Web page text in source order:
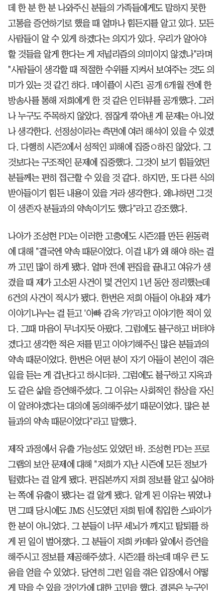
데 한 분 한 분 나와주신 분들의 가족들에게도 말하지 못한
고통을 증언하기로 했을 때 얼마나 힘든지를 알고 있다. 모든
사람들이 알 수 있게 하겠다는 의지가 있다. 우리가 알아야
할 것들을 알게 한다는 게 저널리즘의 의미이지 않겠나"라며
"사람들이 생각할 때 적절한 수위를 지켜서 보여주는 것도 의
미가 있는 것 같긴 하다. 메이플이 시즌1 공개 6개월 전에 한
방송사를 통해 저희에게 한 것 같은 인터뷰를 공개했다. 그러
나 누구도 주목하지 않았다. 점잖게 깎아낸 게 문제는 아니었
나 생각한다. 선정성이라는 측면에 여러 해석이 있을 수 있겠
다. 다행히 시즌2에서 성적인 피해에 집중ㅇ하진 않았다. 그
것보다는 구조적인 문제에 집중했다. 그것이 보기 힘들었던
분들께는 편히 접근할 수 있을 것 같다. 하지만, 또 다른 식의
받아들이기 힘든 내용이 있을 거라 생각한다. 왜냐하면 그것
이 생존자 분들과의 약속이기도 했다"라고 강조했다.
나아가 조성현 PD는 이러한 고충에도 시즌2를 만든 원동력
에 대해 "결국엔 약속 때문이었다. 이걸 내가 왜 해야 하는 걸
까 고민 많이 하게 됐다. 얼마 전에 편집을 끝내고 여유가 생
겼을 때 제가 고소된 사건이 몇 건인지 1년 동안 정리했는데
6건의 사건이 적시가 됐다. 한번은 저희 아들이 아내와 제가
이야기나누는 걸 듣고 '아빠 감옥 가?'라고 이야기한 적이 있
다. 그때 마음이 무너지듯 아팠다. 그럼에도 불구하고 버텨야
겠다고 생각한 적은 저를 믿고 이야기해주신 많은 분들과의
약속 때문이었다. 한번은 어떤 분이 자기 아들이 본인이 겪은
일을 듣는 게 겁난다고 하시더라. 그럼에도 불구하고 지옥과
도 같은 삶을 증언해주셨다. 그 이유는 사회적인 참상을 자신
이 알려야겠다는 대의에 동의해주셨기 때문이었다. 많은 분
들과의 약속 때문이었다"라고 말했다.
제작 과정에서 유출 가능성도 있었던 바. 조성현 PD는 프로
그램의 보안 문제에 대해 "저희가 지난 시즌에 모든 정보가
털렸다는 걸 알게 됐다. 편집본까지 저희 정보를 알고 싶어하
는 쪽에 유출이 됐다는 걸 알게 됐다. 알게 된 이유는 뭐였냐
면 그때 당시에도 JMS 신도였던 저희 팀에 침입한 스파이가
한 분이 아니었다. 그 분들이 너무 세뇌가 깨지고 탈퇴를 하
게 된 일이 벌어졌다. 그 분들이 저희 카메라 앞에서 증언을
해주시고 정보를 제공해주셨다. 시즌2를 하는데 매우 큰 도
움을 얻을 수 있었다. 당연히 그런 일을 겪은 입장에서 어떻
게 막을 수 있을 것인가에 대한 고민을 했다. 결론은 누구인